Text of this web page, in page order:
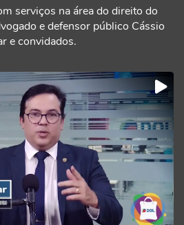
serviços na área do direito do
e defensor público Cássio
e convidados.